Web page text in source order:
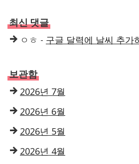
최신 댓글
ㅇㅎ - 구글 달력에 날씨 추가
보관함
2026년 7월
2026년 6월
2026년 5월
2026년 4월